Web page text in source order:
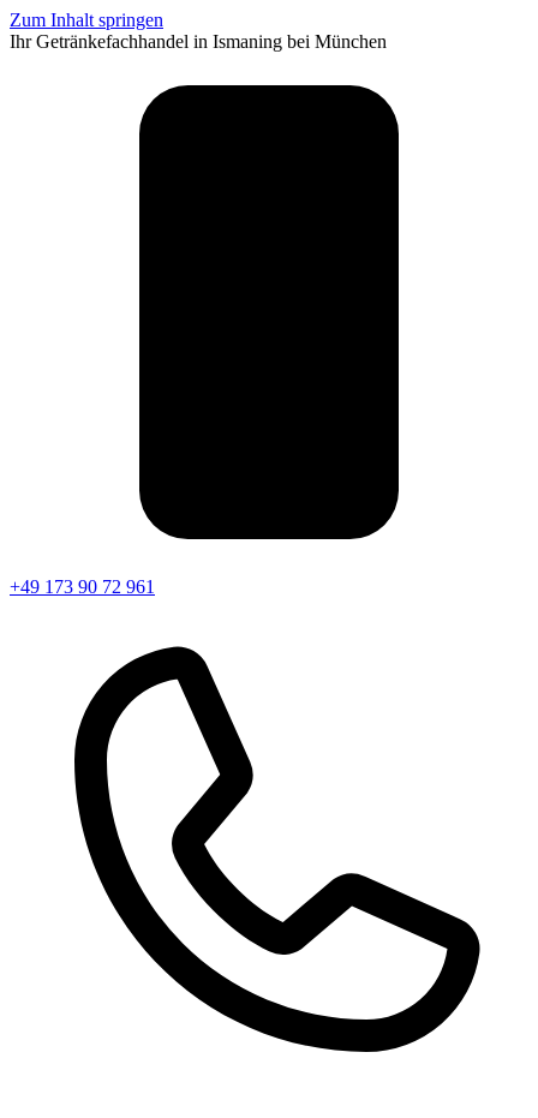
Zum Inhalt springen
Ihr Getränkefachhandel in Ismaning bei München
+49 173 90 72 961